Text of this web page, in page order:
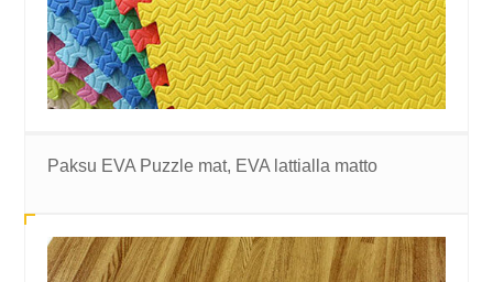
Paksu EVA Puzzle mat, EVA lattialla matto